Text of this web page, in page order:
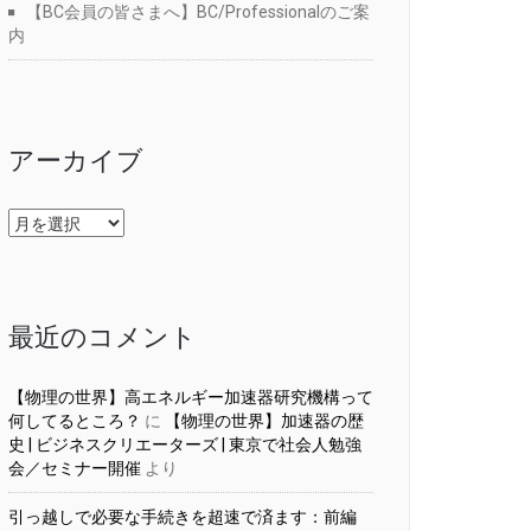
【BC会員の皆さまへ】BC/Professionalのご案
内
アーカイブ
ア
ー
最近のコメント
【物理の世界】高エネルギー加速器研究機構って
何してるところ？ に
【物理の世界】加速器の歴
史 | ビジネスクリエーターズ | 東京で社会人勉強
会／セミナー開催 より
引っ越しで必要な手続きを超速で済ます：前編